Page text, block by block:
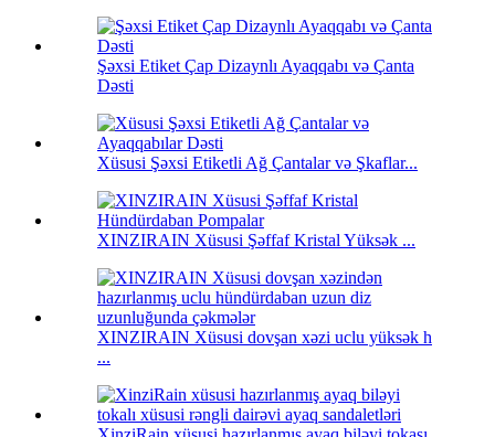
Şəxsi Etiket Çap Dizaynlı Ayaqqabı və Çanta
Dəsti
Xüsusi Şəxsi Etiketli Ağ Çantalar və Şkaflar...
XINZIRAIN Xüsusi Şəffaf Kristal Yüksək ...
XINZIRAIN Xüsusi dovşan xəzi uclu yüksək h
...